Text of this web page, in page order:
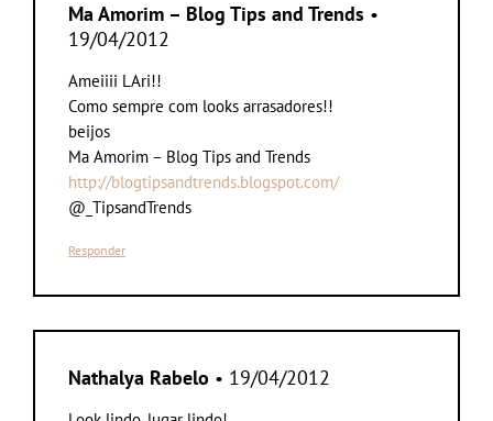
Ma Amorim – Blog Tips and Trends •
19/04/2012
Ameiiii LAri!!
Como sempre com looks arrasadores!!
beijos
Ma Amorim – Blog Tips and Trends
http://blogtipsandtrends.blogspot.com/
@_TipsandTrends
Responder
Nathalya Rabelo • 19/04/2012